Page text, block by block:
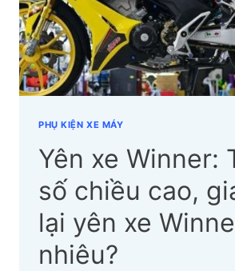
YÊN
XE
SONIC
BAO
NHIÊU?
PHỤ KIỆN XE MÁY
Yên xe Winner:
số chiều cao,
lại yên xe
nhiêu?